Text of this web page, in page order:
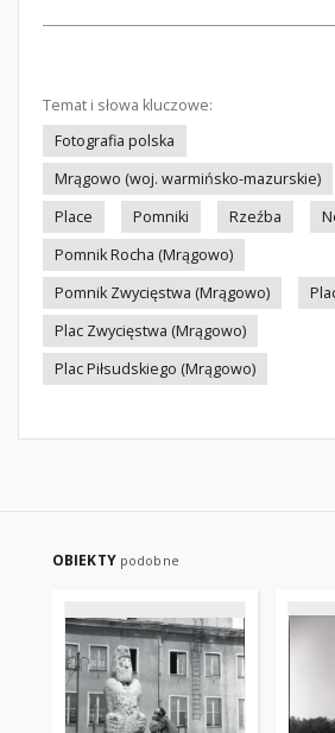
Temat i słowa kluczowe:
Fotografia polska
Mrągowo (woj. warmińsko-mazurskie)
Place
Pomniki Rzeźba
Pomnik Rocha (Mrągowo)
Pomnik Zwycięstwa (Mrągowo)
Plac Zwycięstwa (Mrągowo)
Plac Piłsudskiego (Mrągowo)
OBIEKTY podobne